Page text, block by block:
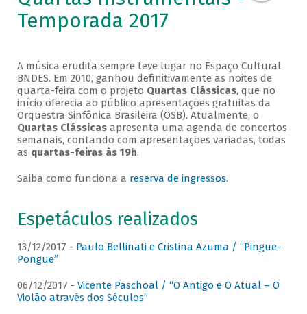
Temporada 2017
A música erudita sempre teve lugar no Espaço Cultural
BNDES. Em 2010, ganhou definitivamente as noites de
quarta-feira com o projeto Quartas Clássicas, que no
início oferecia ao público apresentações gratuitas da
Orquestra Sinfônica Brasileira (OSB). Atualmente, o
Quartas Clássicasapresenta uma agenda de concertos
semanais, contando com apresentações variadas, todas
as quartas-feiras às 19h.
Saiba como funciona a reserva de ingressos.
Espetáculos realizados
13/12/2017 - Paulo Bellinati e Cristina Azuma / “Pingue-
Pongue”
06/12/2017 - Vicente Paschoal / “O Antigo e O Atual – O
Violão através dos Séculos”